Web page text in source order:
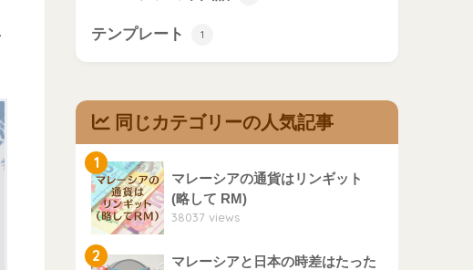
テンプレート 1
同じカテゴリーの人気記事
1
マレーシアの通貨はリンギット
(略して RM)
38037 views
2
マレーシアと日本の時差はたった